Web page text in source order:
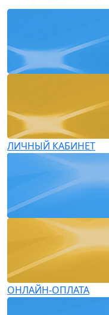
ЛИЧНЫЙ КАБИНЕТ
ОНЛАЙН-ОПЛАТА